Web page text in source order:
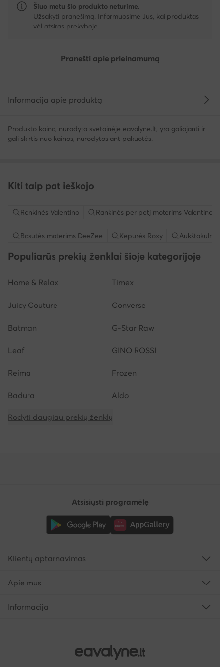
Šiuo metu šio produkto neturime.
Užsakyti pranešimą. Informuosime Jus, kai produktas
vėl atsiras prekyboje.
Pranešti apie prieinamumą
Informacija apie produktą
Produkto kaina, nurodyta svetainėje eavalyne.lt, yra galiojanti ir
gali skirtis nuo kainos, nurodytos ant pakuotės.
Kiti taip pat ieškojo
Rankinės Valentino Rankinės per petį moterims Valentino
Basutės moterims DeeZee Kepurės Roxy
Populiarūs prekių ženklai šioje kategorijoje
Home & Relax Timex
Juicy Couture Converse
Batman G-Star Raw
Leaf GINO ROSSI
Reima Frozen
Badura Aldo
Rodyti daugiau prekių ženklų
Atsisiųsti programėlę
Klientų aptarnavimas
Apie mus
Informacija